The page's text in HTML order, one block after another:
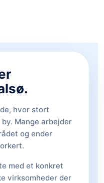
hvor stort
Mange arbejder
og ender
med et konkret
virksomheder der